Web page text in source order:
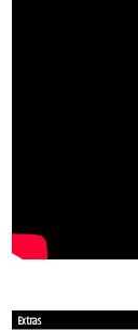
Extras